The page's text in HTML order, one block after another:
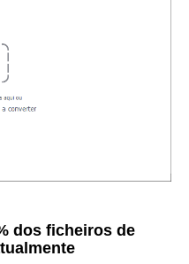
dos ficheiros de